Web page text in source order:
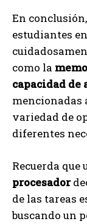
En
estudiantes
como la
capacidad
mencionadas
variedad de
diferentes
Recuerda
procesador
de las tareas
buscando un